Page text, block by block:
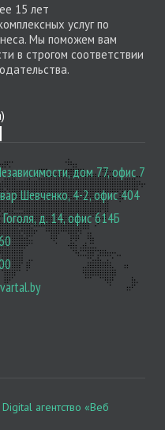
15 лет
услуг по
Мы поможем вам
в строгом соответствии
дом 77, офис 7
Шевченко, 4-2, офис 404
Гоголя, д. 14, офис 614Б
Digital агентство «Веб